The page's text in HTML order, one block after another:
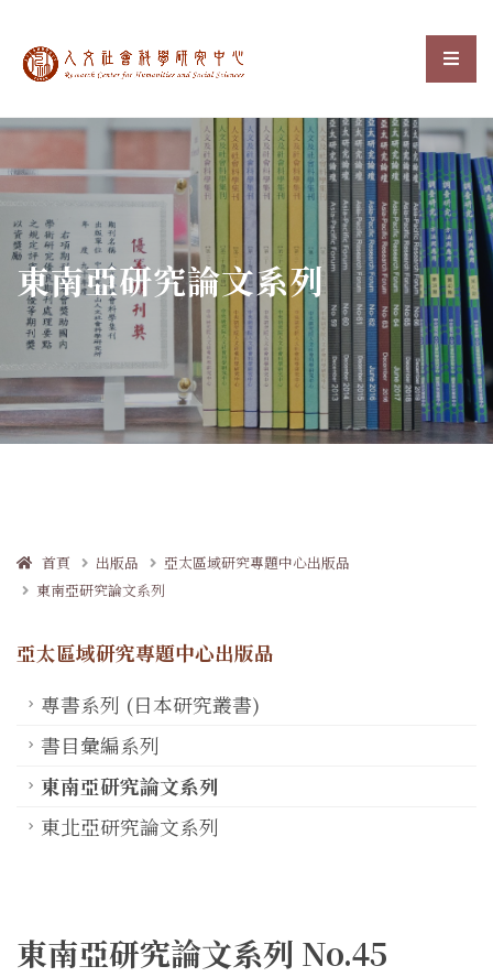
中央研究院人文社會科選
:::
東南亞研究論文系列
首頁 出版品
亞太區域研究專題中心出版品
東南亞研究論文系列
亞太區域研究專題中心出版品
專書系列 (日本研究叢書)
書目彙編系列
東南亞研究論文系列
東北亞研究論文系列
東南亞研究論文系列 No.45